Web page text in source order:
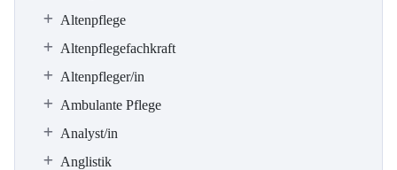
Altenpflege
Altenpflegefachkraft
Altenpfleger/in
Ambulante Pflege
Analyst/in
Anglistik